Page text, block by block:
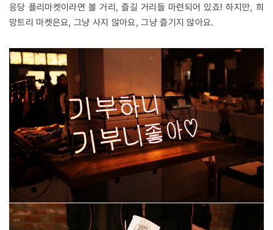
응당 플리마켓이라면 볼 거리, 즐길 거리들 마련되어 있죠! 하지만, 희
망트리 마켓은요, 그냥 사지 않아요, 그냥 즐기지 않아요.